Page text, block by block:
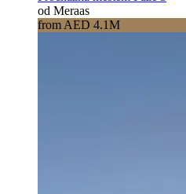
od Meraas
from AED 4.1M